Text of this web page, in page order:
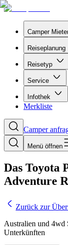
Camper
Reiseplanung
Reisetyp
Service
Infothek
Merkliste
Camper
Menü öffnen
Das Toyota
Adventure
Zurück zur
Australien und 4wd
Unterkünften